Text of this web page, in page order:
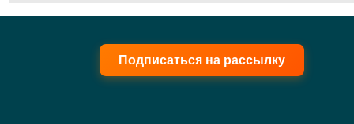
Подписаться на рассылку